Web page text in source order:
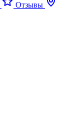
Отзывы